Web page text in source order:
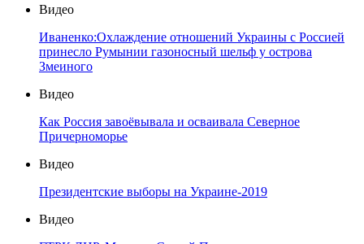
Видео
Иваненко:Охлаждение отношений Украины с Россией
принесло Румынии газоносный шельф у острова
Змеиного
Видео
Как Россия завоёвывала и осваивала Северное
Причерноморье
Видео
Президентские выборы на Украине-2019
Видео